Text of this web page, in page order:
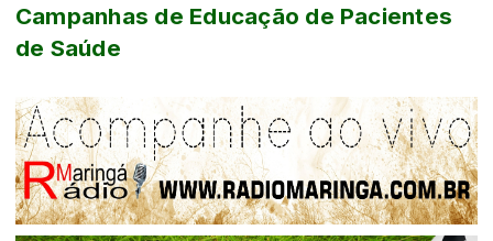
Campanhas de Educação de Pacientes
de Saúde